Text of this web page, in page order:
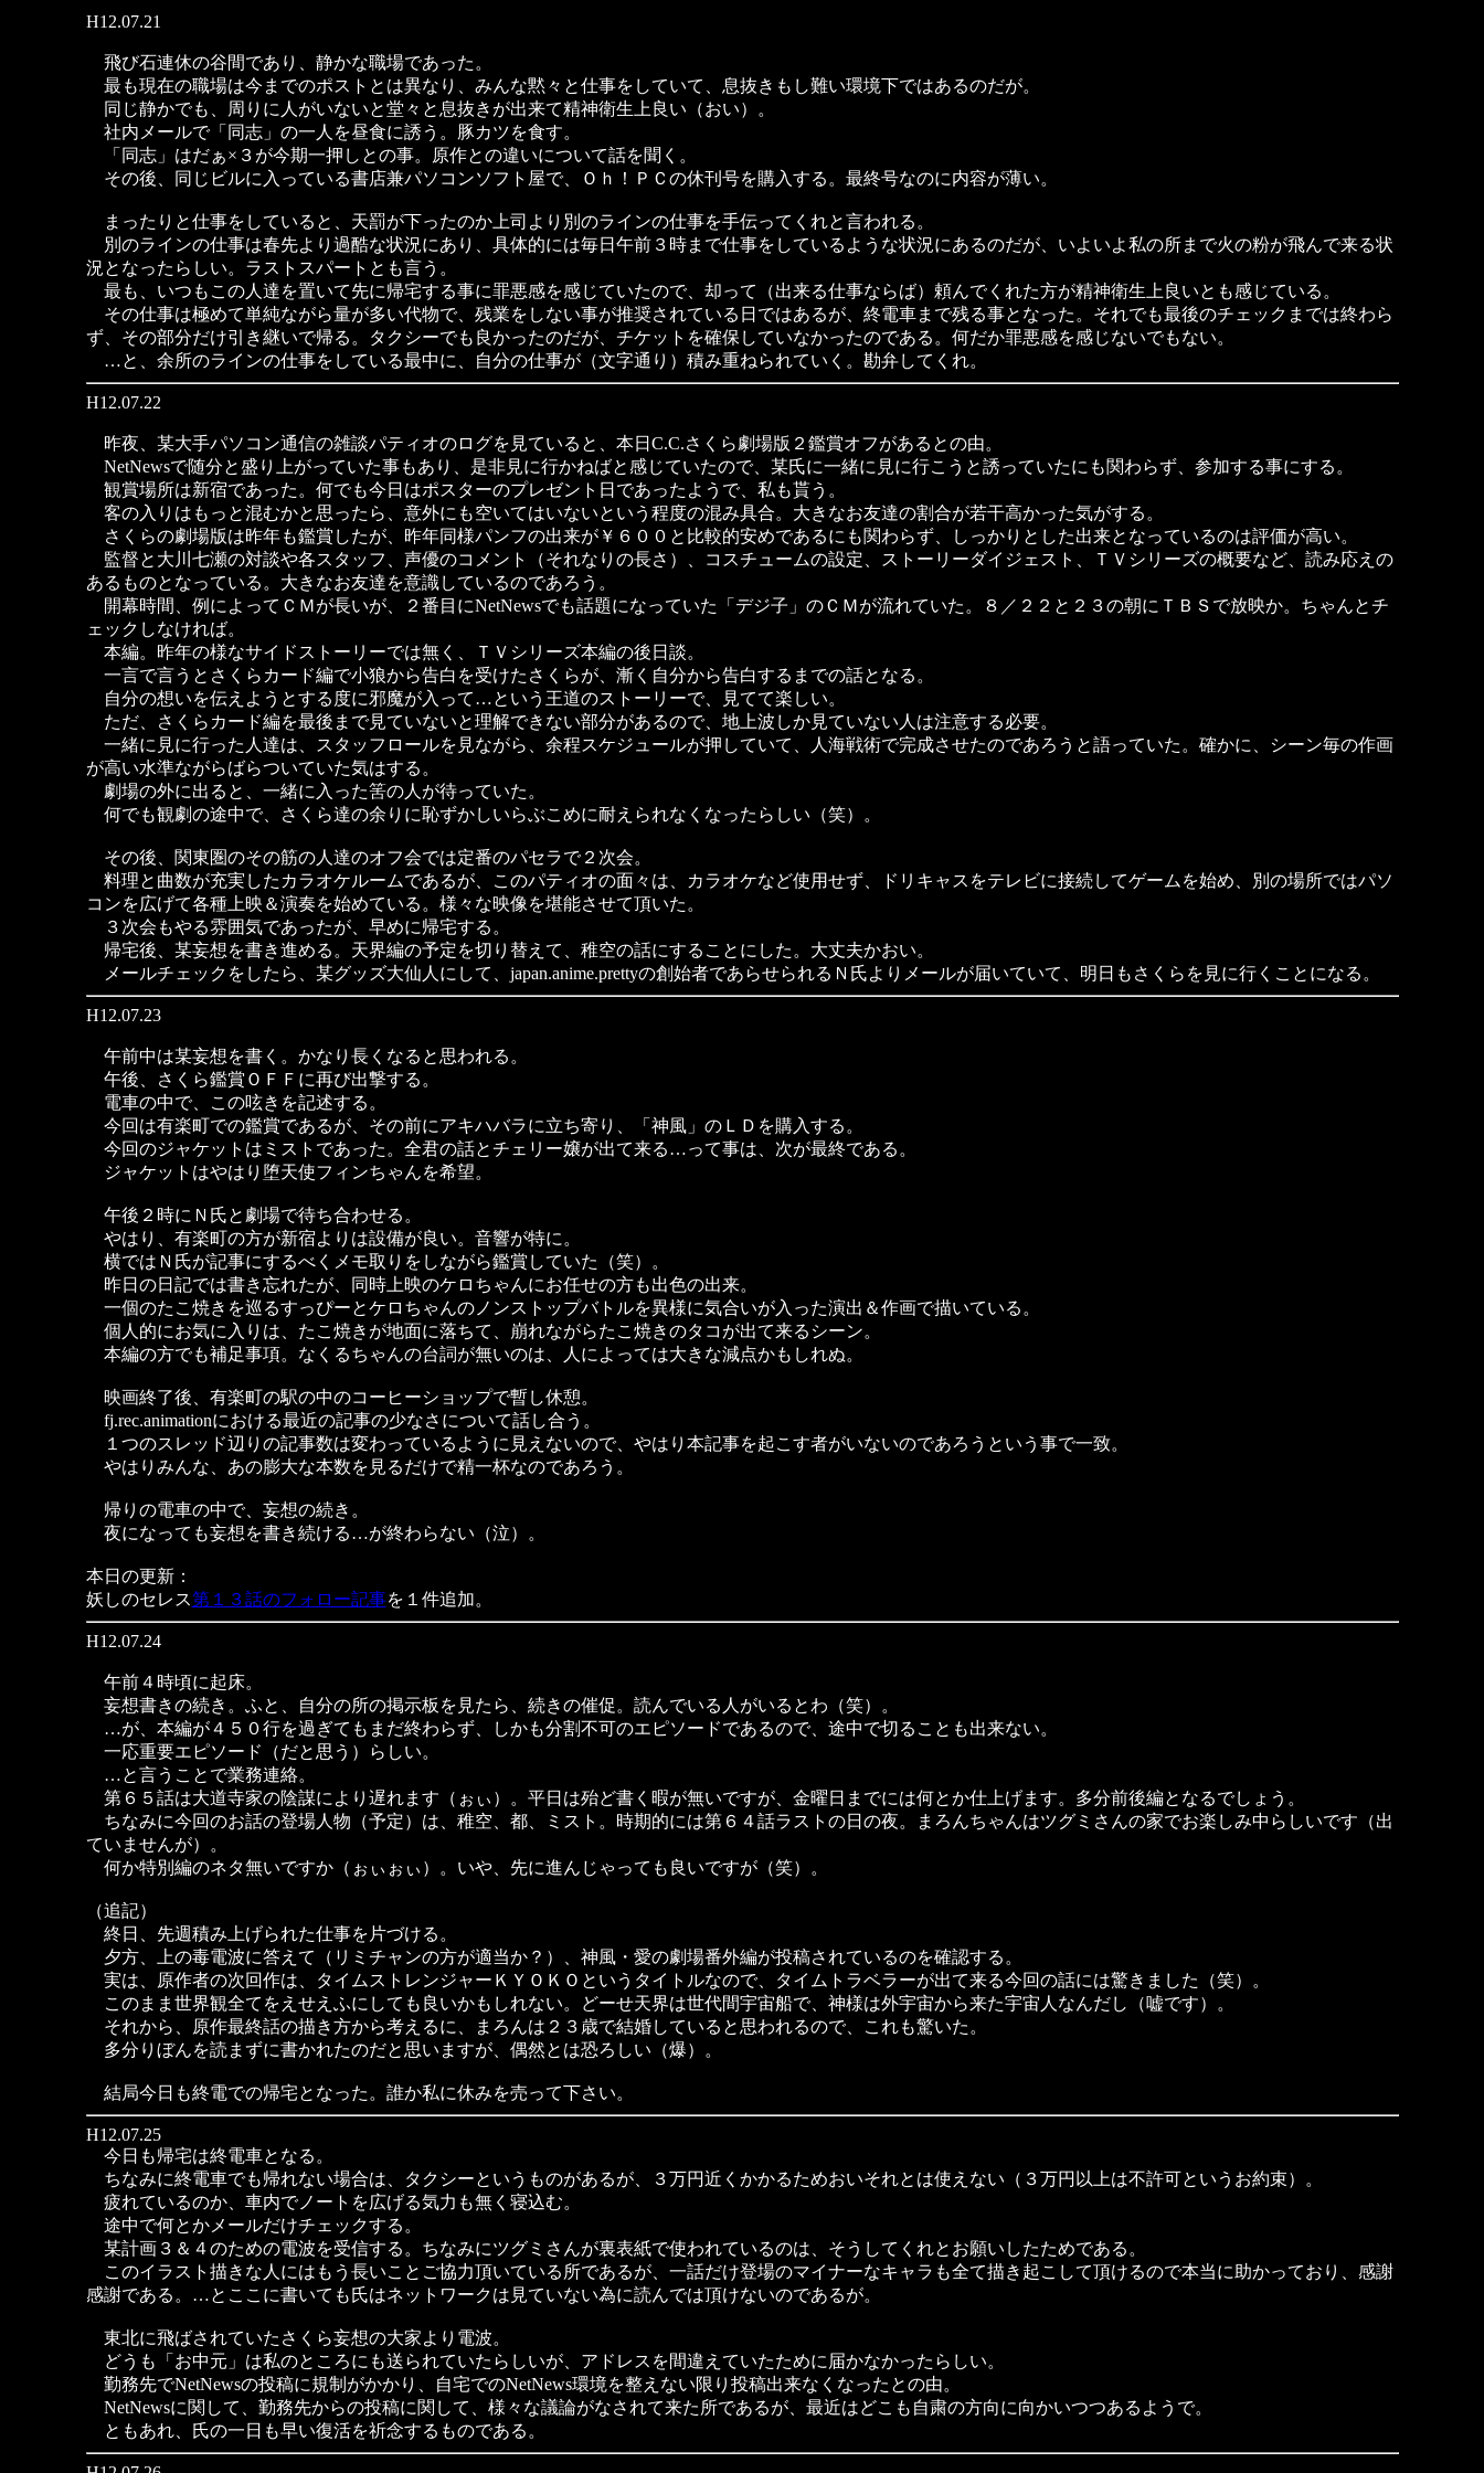
H12.07.21
飛び石連休の谷間であり、静かな職場であった。
最も現在の職場は今までのポストとは異なり、みんな黙々と仕事をしていて、息抜きもし難い環境下ではあるのだが。
同じ静かでも、周りに人がいないと堂々と息抜きが出来て精神衛生上良い（おい）。
社内メールで「同志」の一人を昼食に誘う。豚カツを食す。
「同志」はだぁ×３が今期一押しとの事。原作との違いについて話を聞く。
その後、同じビルに入っている書店兼パソコンソフト屋で、Ｏｈ！ＰＣの休刊号を購入する。最終号なのに内容が薄い。
まったりと仕事をしていると、天罰が下ったのか上司より別のラインの仕事を手伝ってくれと言われる。
別のラインの仕事は春先より過酷な状況にあり、具体的には毎日午前３時まで仕事をしているような状況にあるのだが、いよいよ私の所まで火の粉が飛んで来る状
況となったらしい。ラストスパートとも言う。
最も、いつもこの人達を置いて先に帰宅する事に罪悪感を感じていたので、却って（出来る仕事ならば）頼んでくれた方が精神衛生上良いとも感じている。
その仕事は極めて単純ながら量が多い代物で、残業をしない事が推奨されている日ではあるが、終電車まで残る事となった。それでも最後のチェックまでは終わら
ず、その部分だけ引き継いで帰る。タクシーでも良かったのだが、チケットを確保していなかったのである。何だか罪悪感を感じないでもない。
…と、余所のラインの仕事をしている最中に、自分の仕事が（文字通り）積み重ねられていく。勘弁してくれ。
H12.07.22
昨夜、某大手パソコン通信の雑談パティオのログを見ていると、本日C.C.さくら劇場版２鑑賞オフがあるとの由。
NetNewsで随分と盛り上がっていた事もあり、是非見に行かねばと感じていたので、某氏に一緒に見に行こうと誘っていたにも関わらず、参加する事にする。
観賞場所は新宿であった。何でも今日はポスターのプレゼント日であったようで、私も貰う。
客の入りはもっと混むかと思ったら、意外にも空いてはいないという程度の混み具合。大きなお友達の割合が若干高かった気がする。
さくらの劇場版は昨年も鑑賞したが、昨年同様パンフの出来が￥６００と比較的安めであるにも関わらず、しっかりとした出来となっているのは評価が高い。
監督と大川七瀬の対談や各スタッフ、声優のコメント（それなりの長さ）、コスチュームの設定、ストーリーダイジェスト、ＴＶシリーズの概要など、読み応えの
あるものとなっている。大きなお友達を意識しているのであろう。
開幕時間、例によってＣＭが長いが、２番目にNetNewsでも話題になっていた「デジ子」のＣＭが流れていた。８／２２と２３の朝にＴＢＳで放映か。ちゃんとチ
ェックしなければ。
本編。昨年の様なサイドストーリーでは無く、ＴＶシリーズ本編の後日談。
一言で言うとさくらカード編で小狼から告白を受けたさくらが、漸く自分から告白するまでの話となる。
自分の想いを伝えようとする度に邪魔が入って…という王道のストーリーで、見てて楽しい。
ただ、さくらカード編を最後まで見ていないと理解できない部分があるので、地上波しか見ていない人は注意する必要。
一緒に見に行った人達は、スタッフロールを見ながら、余程スケジュールが押していて、人海戦術で完成させたのであろうと語っていた。確かに、シーン毎の作画
が高い水準ながらばらついていた気はする。
劇場の外に出ると、一緒に入った筈の人が待っていた。
何でも観劇の途中で、さくら達の余りに恥ずかしいらぶこめに耐えられなくなったらしい（笑）。
その後、関東圏のその筋の人達のオフ会では定番のパセラで２次会。
料理と曲数が充実したカラオケルームであるが、このパティオの面々は、カラオケなど使用せず、ドリキャスをテレビに接続してゲームを始め、別の場所ではパソ
コンを広げて各種上映＆演奏を始めている。様々な映像を堪能させて頂いた。
３次会もやる雰囲気であったが、早めに帰宅する。
帰宅後、某妄想を書き進める。天界編の予定を切り替えて、稚空の話にすることにした。大丈夫かおい。
メールチェックをしたら、某グッズ大仙人にして、japan.anime.prettyの創始者であらせられるＮ氏よりメールが届いていて、明日もさくらを見に行くことになる。
H12.07.23
午前中は某妄想を書く。かなり長くなると思われる。
午後、さくら鑑賞ＯＦＦに再び出撃する。
電車の中で、この呟きを記述する。
今回は有楽町での鑑賞であるが、その前にアキハバラに立ち寄り、「神風」のＬＤを購入する。
今回のジャケットはミストであった。全君の話とチェリー嬢が出て来る…って事は、次が最終である。
ジャケットはやはり堕天使フィンちゃんを希望。
午後２時にＮ氏と劇場で待ち合わせる。
やはり、有楽町の方が新宿よりは設備が良い。音響が特に。
横ではＮ氏が記事にするべくメモ取りをしながら鑑賞していた（笑）。
昨日の日記では書き忘れたが、同時上映のケロちゃんにお任せの方も出色の出来。
一個のたこ焼きを巡るすっぴーとケロちゃんのノンストップバトルを異様に気合いが入った演出＆作画で描いている。
個人的にお気に入りは、たこ焼きが地面に落ちて、崩れながらたこ焼きのタコが出て来るシーン。
本編の方でも補足事項。なくるちゃんの台詞が無いのは、人によっては大きな減点かもしれぬ。
映画終了後、有楽町の駅の中のコーヒーショップで暫し休憩。
fj.rec.animationにおける最近の記事の少なさについて話し合う。
１つのスレッド辺りの記事数は変わっているように見えないので、やはり本記事を起こす者がいないのであろうという事で一致。
やはりみんな、あの膨大な本数を見るだけで精一杯なのであろう。
帰りの電車の中で、妄想の続き。
夜になっても妄想を書き続ける…が終わらない（泣）。
本日の更新：
妖しのセレス第１３話のフォロー記事を１件追加。
H12.07.24
午前４時頃に起床。
妄想書きの続き。ふと、自分の所の掲示板を見たら、続きの催促。読んでいる人がいるとわ（笑）。
…が、本編が４５０行を過ぎてもまだ終わらず、しかも分割不可のエピソードであるので、途中で切ることも出来ない。
一応重要エピソード（だと思う）らしい。
…と言うことで業務連絡。
第６５話は大道寺家の陰謀により遅れます（ぉぃ）。平日は殆ど書く暇が無いですが、金曜日までには何とか仕上げます。多分前後編となるでしょう。
ちなみに今回のお話の登場人物（予定）は、稚空、都、ミスト。時期的には第６４話ラストの日の夜。まろんちゃんはツグミさんの家でお楽しみ中らしいです（出
ていませんが）。
何か特別編のネタ無いですか（ぉぃぉぃ）。いや、先に進んじゃっても良いですが（笑）。
（追記）
終日、先週積み上げられた仕事を片づける。
夕方、上の毒電波に答えて（リミチャンの方が適当か？）、神風・愛の劇場番外編が投稿されているのを確認する。
実は、原作者の次回作は、タイムストレンジャーＫＹＯＫＯというタイトルなので、タイムトラベラーが出て来る今回の話には驚きました（笑）。
このまま世界観全てをえせえふにしても良いかもしれない。どーせ天界は世代間宇宙船で、神様は外宇宙から来た宇宙人なんだし（嘘です）。
それから、原作最終話の描き方から考えるに、まろんは２３歳で結婚していると思われるので、これも驚いた。
多分りぼんを読まずに書かれたのだと思いますが、偶然とは恐ろしい（爆）。
結局今日も終電での帰宅となった。誰か私に休みを売って下さい。
H12.07.25
今日も帰宅は終電車となる。
ちなみに終電車でも帰れない場合は、タクシーというものがあるが、３万円近くかかるためおいそれとは使えない（３万円以上は不許可というお約束）。
疲れているのか、車内でノートを広げる気力も無く寝込む。
途中で何とかメールだけチェックする。
某計画３＆４のための電波を受信する。ちなみにツグミさんが裏表紙で使われているのは、そうしてくれとお願いしたためである。
このイラスト描きな人にはもう長いことご協力頂いている所であるが、一話だけ登場のマイナーなキャラも全て描き起こして頂けるので本当に助かっており、感謝
感謝である。…とここに書いても氏はネットワークは見ていない為に読んでは頂けないのであるが。
東北に飛ばされていたさくら妄想の大家より電波。
どうも「お中元」は私のところにも送られていたらしいが、アドレスを間違えていたために届かなかったらしい。
勤務先でNetNewsの投稿に規制がかかり、自宅でのNetNews環境を整えない限り投稿出来なくなったとの由。
NetNewsに関して、勤務先からの投稿に関して、様々な議論がなされて来た所であるが、最近はどこも自粛の方向に向かいつつあるようで。
ともあれ、氏の一日も早い復活を祈念するものである。